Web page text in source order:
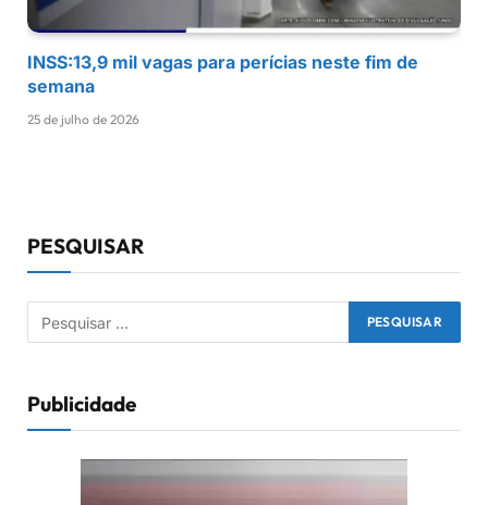
INSS:13,9 mil vagas para perícias neste fim de
semana
25 de julho de 2026
PESQUISAR
Publicidade